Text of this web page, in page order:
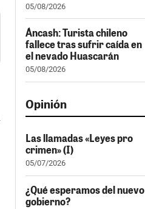
05/08/2026
Áncash: Turista chileno
fallece tras sufrir caída en
el nevado Huascarán
05/08/2026
Opinión
Las llamadas «Leyes pro
crimen» (I)
05/07/2026
¿Qué esperamos del nuevo
gobierno?